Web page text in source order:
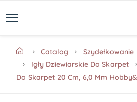
Catalog Szydełkowanie
Igły Dziewiarskie Do Skarpet
Do Skarpet 20 Cm, 6,0 Mm